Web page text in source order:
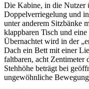
Die Kabine, in die Nutzer
Doppelverriegelung und
unter anderem Sitzbänke
klappbaren Tisch und
Übernachtet wird in der
Dach ein Bett mit einer
faltbaren, acht Zentimeter
Stehhöhe beträgt bei
ungewöhnliche